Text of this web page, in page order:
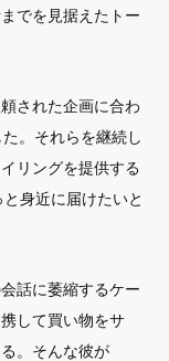
でを見据えたトー
された企画に合わ
。それらを継続し
リングを提供する
身近に届けたいと
話に萎縮するケー
して買い物をサ
。そんな彼が